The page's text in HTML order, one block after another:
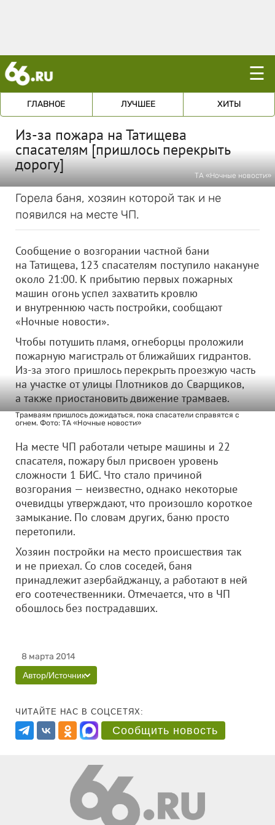
☰
ГЛАВНОЕ ЛУЧШЕЕ ХИТЫ
Из-за пожара на Татищева
спасателям [пришлось перекрыть
дорогу]
ТА «Ночные новости»
Горела баня, хозяин которой так и не
появился на месте ЧП.
Сообщение о возгорании частной бани
на Татищева, 123 спасателям поступило накануне
около 21:00. К прибытию первых пожарных
машин огонь успел захватить кровлю
и внутреннюю часть постройки, сообщают
«Ночные новости».
Чтобы потушить пламя, огнеборцы проложили
пожарную магистраль от ближайших гидрантов.
Из-за этого пришлось перекрыть проезжую часть
на участке от улицы Плотников до Сварщиков,
а также приостановить движение трамваев.
Трамваям пришлось дожидаться, пока спасатели справятся с
огнем. Фото: ТА «Ночные новости»
На месте ЧП работали четыре машины и 22
спасателя, пожару был присвоен уровень
сложности 1 БИС. Что стало причиной
возгорания — неизвестно, однако некоторые
очевидцы утверждают, что произошло короткое
замыкание. По словам других, баню просто
перетопили.
Хозяин постройки на место происшествия так
и не приехал. Со слов соседей, баня
принадлежит азербайджанцу, а работают в ней
его соотечественники. Отмечается, что в ЧП
обошлось без пострадавших.
8 марта 2014
Автор/Источник
ЧИТАЙТЕ НАС В СОЦСЕТЯХ:
Сообщить новость